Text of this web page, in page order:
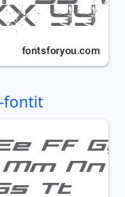
fontit